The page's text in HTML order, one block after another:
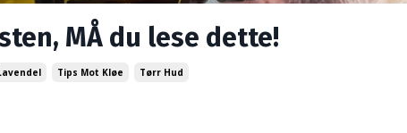
MÅ du lese dette!
Tips Mot Kløe Tørr Hud